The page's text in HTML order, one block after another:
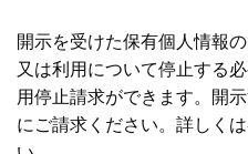
開示を受けた保有個人情報
又は利用について停止する
用停止請求ができます。開
にご請求ください。詳しく